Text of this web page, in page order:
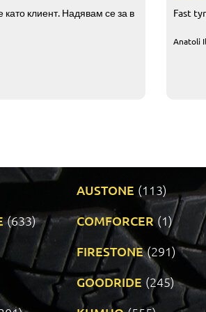
клиент. Надявам се за в Fast
Anatoli
AUSTONE (113)
(633) COMFORCER (1)
FIRESTONE (291)
GOODRIDE (245)